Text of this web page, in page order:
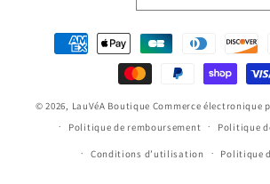
Moyens
© 2026, LauVéA Boutique Commerce électronique
Politique de remboursement
Politique
Conditions d’utilisation Politique